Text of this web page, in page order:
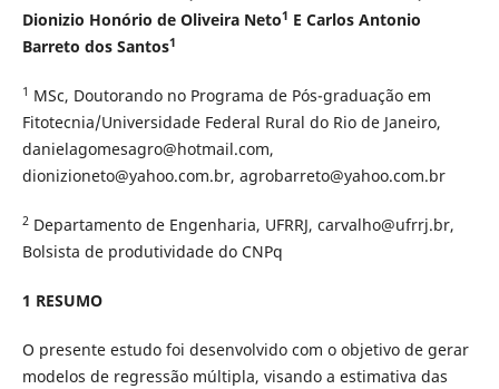
Dionizio Honório de Oliveira Neto1 E Carlos Antonio
Barreto dos Santos1
1 MSc, Doutorando no Programa de Pós-graduação em
Fitotecnia/Universidade Federal Rural do Rio de Janeiro,
danielagomesagro@hotmail.com,
dionizioneto@yahoo.com.br, agrobarreto@yahoo.com.br
2Departamento de Engenharia, UFRRJ, carvalho@ufrrj.br,
Bolsista de produtividade do CNPq
1 RESUMO
O presente estudo foi desenvolvido com o objetivo de gerar
modelos de regressão múltipla, visando a estimativa das